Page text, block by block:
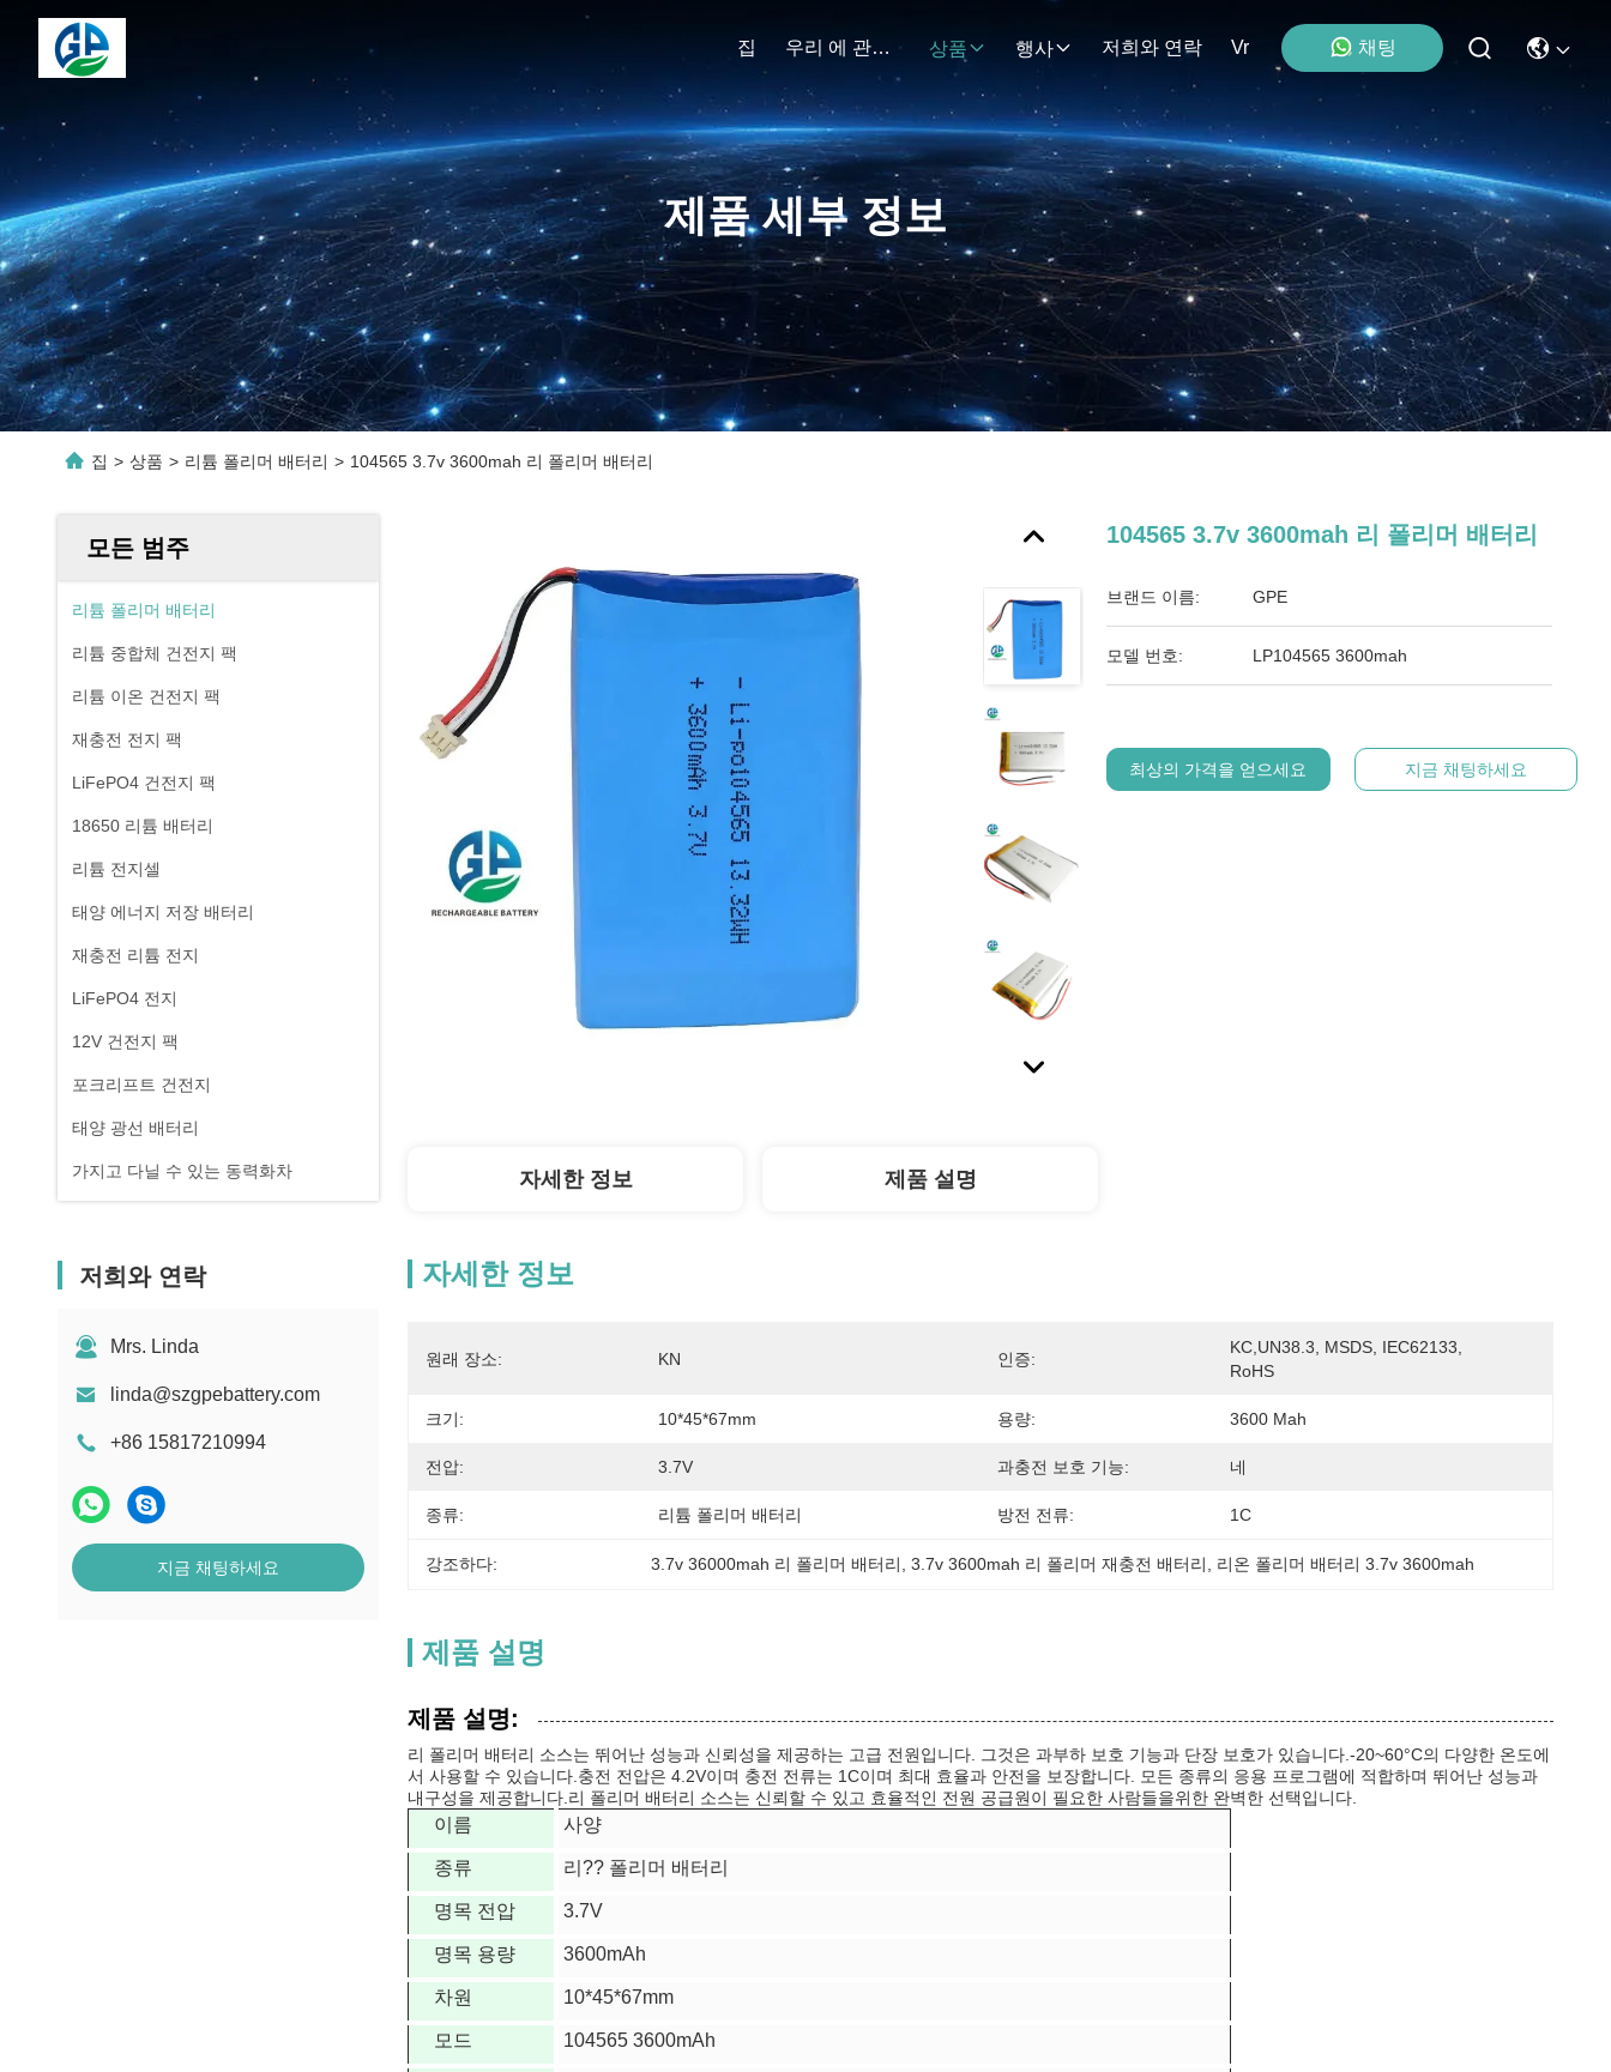
집 우리 에 관한 것 상품 행사 저희와 연락 Vr 채팅
제품 세부 정보
집 > 상품 > 리튬 폴리머 배터리 > 104565 3.7v 3600mah 리 폴리머 배터리
모든 범주
리튬 폴리머 배터리
리튬 중합체 건전지 팩
리튬 이온 건전지 팩
재충전 전지 팩
LiFePO4 건전지 팩
18650 리튬 배터리
리튬 전지셀
태양 에너지 저장 배터리
재충전 리튬 전지
LiFePO4 전지
12V 건전지 팩
포크리프트 건전지
태양 광선 배터리
가지고 다닐 수 있는 동력화차
저희와 연락
Mrs. Linda
linda@szgpebattery.com
+86 15817210994
지금 채팅하세요
104565 3.7v 3600mah 리 폴리머 배터리
브랜드 이름: GPE
모델 번호: LP104565 3600mah
최상의 가격을 얻으세요 지금 채팅하세요
자세한 정보 제품 설명
자세한 정보
원래 장소: KN 인증:
KC,UN38.3, MSDS, IEC62133,
RoHS
크기: 10*45*67mm 용량: 3600 Mah
전압: 3.7V 과충전 보호 기능: 네
종류: 리튬 폴리머 배터리 방전 전류: 1C
강조하다: 3.7v 36000mah 리 폴리머 배터리 , 3.7v 3600mah 리 폴리머 재충전 배터리 리온 폴리머 배터리 3.7v 3600mah
제품 설명
제품 설명:
리 폴리머 배터리 소스는 뛰어난 성능과 신뢰성을 제공하는 고급 전원입니다. 그것은 과부하 보호 기능과 단장 보호가 있습니다.-20~60°C의 다양한 온도에
서 사용할 수 있습니다.충전 전압은 4.2V이며 충전 전류는 1C이며 최대 효율과 안전을 보장합니다. 모든 종류의 응용 프로그램에 적합하며 뛰어난 성능과
내구성을 제공합니다.리 폴리머 배터리 소스는 신뢰할 수 있고 효율적인 전원 공급원이 필요한 사람들을위한 완벽한 선택입니다.
이름 사양
종류 리?? 폴리머 배터리
명목 전압 3.7V
명목 용량 3600mAh
차원 10*45*67mm
모드 104565 3600mAh